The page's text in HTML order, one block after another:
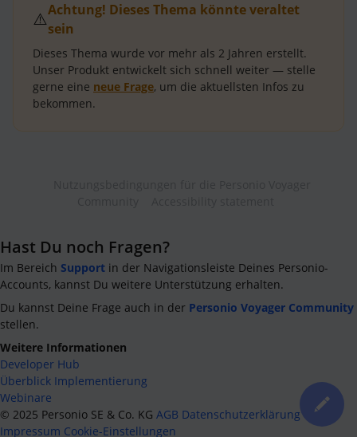
⚠️Achtung! Dieses Thema könnte veraltet
sein
Dieses Thema wurde vor mehr als 2 Jahren erstellt.
Unser Produkt entwickelt sich schnell weiter — stelle
gerne eine neue Frage, um die aktuellsten Infos zu
bekommen.
Hast Du noch Fragen?
Im Bereich Support in der Navigationsleiste Deines Personio-
Accounts, kannst Du weitere Unterstützung erhalten.
Du kannst Deine Frage auch in der Personio Voyager Community
stellen.
Weitere Informationen
Developer Hub
Überblick Implementierung
Webinare
© 2025 Personio SE & Co. KG AGB Datenschutzerklärung
Impressum Cookie-Einstellungen